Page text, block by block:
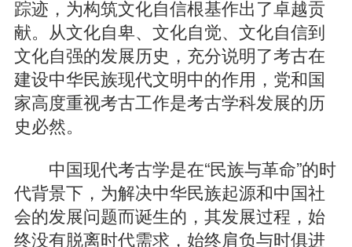
踪迹，为构筑文化自信根基作出了卓越贡
献。从文化自卑、文化自觉、文化自信到
文化自强的发展历史，充分说明了考古在
建设中华民族现代文明中的作用，党和国
家高度重视考古工作是考古学科发展的历
史必然。
中国现代考古学是在“民族与革命”的时
代背景下，为解决中华民族起源和中国社
会的发展问题而诞生的，其发展过程，始
终没有脱离时代需求，始终肩负与时俱进